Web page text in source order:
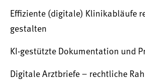
Effiziente (digitale) Klinikabläufe
gestalten
KI-gestützte Dokumentation und
Digitale Arztbriefe – rechtliche